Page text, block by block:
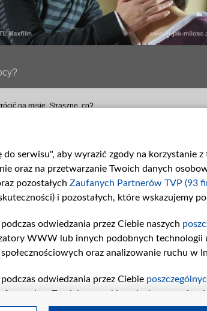
na misję. Straszne, co?
tam wyjeżdża, jak widzi tę straszną biedę, nędzę… To
opowiada o misji, jej głos drży od emocji. - Nagle zdajesz
naprawdę czujesz, że masz po co żyć. Masz jakiś cel!
na przyjaciółkę. W końcu, zdobywa się na odwagę.
tak strasznie daleko, jest dużo bliżej? Na
jak teraz…
serwisu", aby wyrazić zgody na
oraz na przetwarzanie Twoich danych
pozostałych Zaufanych Partnerów TVP (93
i pozostałych, które wskazujemy
odwiedzania przez Ciebie naszych
WWW lub innych podobnych technologii
oraz analizowanie ruchu w
odwiedzania przez Ciebie
o Twoich wyszukiwaniach w
TVP dla realizacji następujących celów i